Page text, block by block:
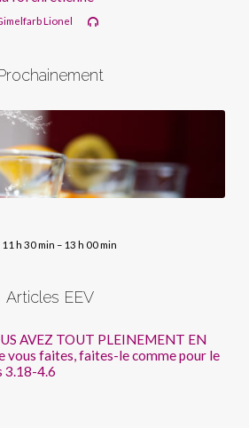
Lionel
11 h 30 min – 13 h 00 min
Articles EEV
AVEZ TOUT PLEINEMENT EN
vous faites, faites-le comme pour le
3.18-4.6